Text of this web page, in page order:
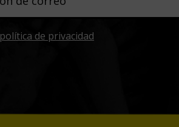
política de privacidad